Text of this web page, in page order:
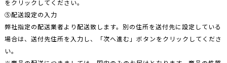
をクリックしてください。
⑤配送設定の入力
弊社指定の配送業者より配送致します。別の住所を送付先に設定している
場合は、送付先住所を入力し、「次へ進む」ボタンをクリックしてくださ
い。